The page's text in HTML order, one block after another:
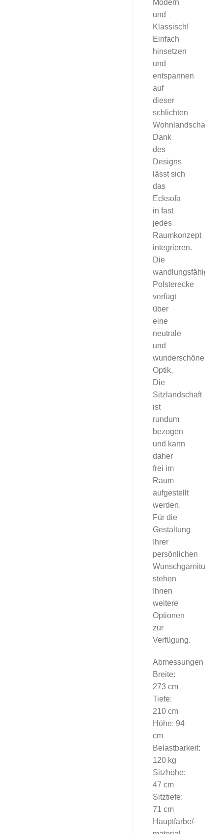
Modern
und
Klassisch!
Einfach
hinsetzen
und
entspannen
auf
dieser
schlichten
Wohnlandschaft.
Dank
des
Designs
lässt sich
das
Ecksofa
in fast
jedes
Raumkonzept
integrieren.
Die
wandlungsfähige
Polsterecke
verfügt
über
eine
neutrale
und
wunderschöne
Optik.
Die
Sitzlandschaft
ist
rundum
bezogen
und kann
daher
frei im
Raum
aufgestellt
werden.
Für die
Gestaltung
Ihrer
persönlichen
Wunschgarnitur
stehen
Ihnen
weitere
Optionen
zur
Verfügung.
Abmessungen
Breite:
273 cm
Tiefe:
210 cm
Höhe: 94
cm
Belastbarkeit:
120 kg
Sitzhöhe:
47 cm
Sitztiefe:
71 cm
Hauptfarbe/-